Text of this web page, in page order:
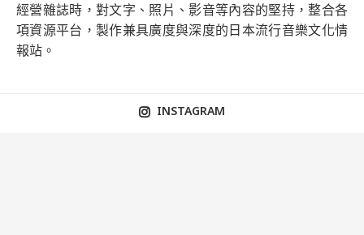
經營雜誌時，對文字、照片、影音等內容的堅持，整合各
項資源平台，製作兼具廣度與深度的日本流行音樂文化情
報站。
INSTAGRAM